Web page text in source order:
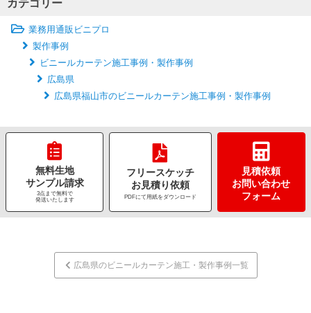
カテゴリー
業務用通販ビニプロ
製作事例
ビニールカーテン施工事例・製作事例
広島県
広島県福山市のビニールカーテン施工事例・製作事例
無料生地
サンプル請求
3点まで無料で
発送いたします
フリースケッチ
お見積り依頼
PDFにて用紙をダウンロード
見積依頼
お問い合わせ
フォーム
広島県のビニールカーテン施工・製作事例一覧